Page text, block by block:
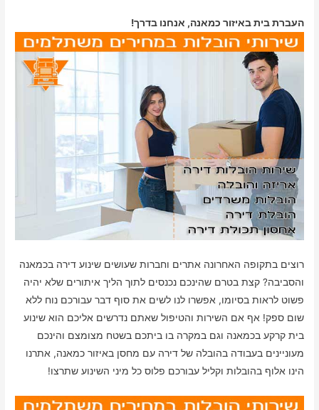
העברת בית באיזור כמאנה, אנחנו בדרך!
רוצים בתקופה האחרונה אתרים וחברות שעושים שינוע דירה בכמאנה
והסביבה? קצת בטרם שהינכם נכנסים לתוך הליך איתורים שלא יהיה
פשוט לראות בסיומו, אפשרו לנו לשים את סוף דבר עבורכם נוח ללא
שום ספק! אף אם השירות והטיפול שאתם נדרשים אליכם הוא שינוע
בית קרקע בכמאנה וגם במקרה בו ביתכם בשטח מצומצם והינכם
מעוניינים בעבודה בהובלה של דירה עם מחסן באיזור כמאנה, אתרנו
הינו אלוף בהובלות וקליל עבורכם פלוס כל מיני השינוע שתרצו!